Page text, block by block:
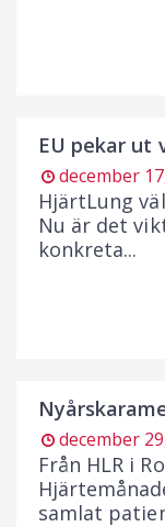
EU pekar ut
december
HjärtLung
Nu är det
konkreta...
december
Från HLR i
samlat